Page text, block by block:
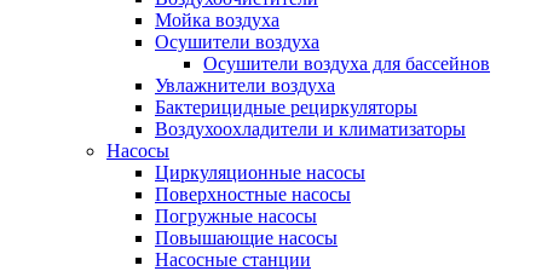
Мойка воздуха
Осушители воздуха
Осушители воздуха для бассейнов
Увлажнители воздуха
Бактерицидные рециркуляторы
Воздухоохладители и климатизаторы
Насосы
Циркуляционные насосы
Поверхностные насосы
Погружные насосы
Повышающие насосы
Насосные станции